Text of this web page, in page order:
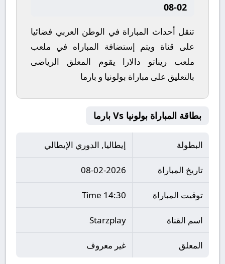
02-08
تنقل أحداث المباراة في الوطن العربي فضائيا
على قناة ويتم إستضافة المباراه في ملعب
ملعب ريناتو دالارا يقوم المعلق الرياضى
بالتعليق على مباراة بولونيا و بارما
بطاقة المباراة بولونيا Vs بارما
البطولة إيطاليا, الدوري الإيطالي
تاريخ المباراة 08-02-2026
توقيت المباراة 14:30 Time
اسم القناة Starzplay
المعلق غير معروف